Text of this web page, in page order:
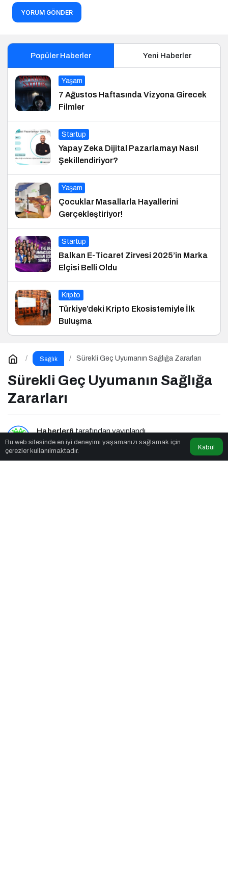
YORUM GÖNDER
Popüler Haberler Yeni Haberler
Yaşam
7 Ağustos Haftasında Vizyona Girecek
Filmler
Startup
Yapay Zeka Dijital Pazarlamayı Nasıl
Şekillendiriyor?
Yaşam
Çocuklar Masallarla Hayallerini
Gerçekleştiriyor!
Startup
Balkan E-Ticaret Zirvesi 2025’in Marka
Elçisi Belli Oldu
Kripto
Türkiye’deki Kripto Ekosistemiyle İlk
Buluşma
Sağlık Sürekli Geç Uyumanın Sağlığa Zararları
Sürekli Geç Uyumanın Sağlığa
Zararları
Haberler6tarafından yayınlandı
4dk, 54sn
Bu web sitesinde en iyi deneyimi yaşamanızı sağlamak için
çerezler kullanılmaktadır.
Kabul